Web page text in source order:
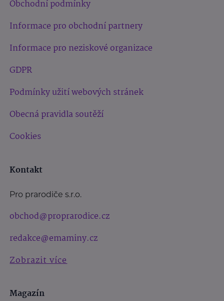
Obchodní podmínky
Informace pro obchodní partnery
Informace pro neziskové organizace
GDPR
Podmínky užití webových stránek
Obecná pravidla soutěží
Cookies
Kontakt
Pro prarodiče s.r.o.
obchod@proprarodice.cz
redakce@emaminy.cz
Zobrazit více
Magazín